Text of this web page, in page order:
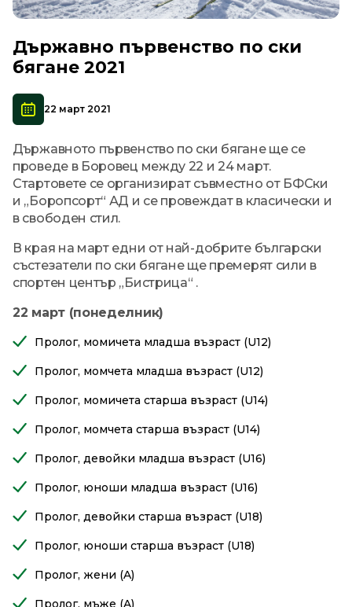
Държавно първенство по ски
бягане 2021
22 март 2021
Държавното първенство по ски бягане ще се
проведе в Боровец между 22 и 24 март.
Стартовете се организират съвместно от БФСки
и „Боропсорт“ АД и се провеждат в класически и
в свободен стил.
В края на март едни от най-добрите български
състезатели по ски бягане ще премерят сили в
спортен център „Бистрица“ .
22 март (понеделник)
Пролог, момичета младша възраст (U12)
Пролог, момчета младша възраст (U12)
Пролог, момичета старша възраст (U14)
Пролог, момчета старша възраст (U14)
Пролог, девойки младша възраст (U16)
Пролог, юноши младша възраст (U16)
Пролог, девойки старша възраст (U18)
Пролог, юноши старша възраст (U18)
Пролог, жени (A)
Пролог, мъже (A)